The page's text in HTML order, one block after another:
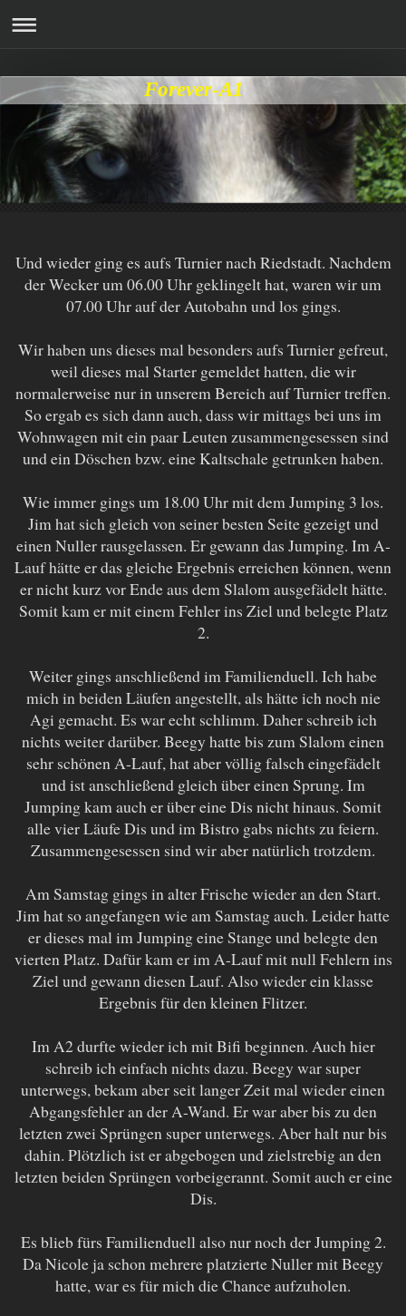
Forever-A1
Und wieder ging es aufs Turnier nach Riedstadt. Nachdem
der Wecker um 06.00 Uhr geklingelt hat, waren wir um
07.00 Uhr auf der Autobahn und los gings.
Wir haben uns dieses mal besonders aufs Turnier gefreut,
weil dieses mal Starter gemeldet hatten, die wir
normalerweise nur in unserem Bereich auf Turnier treffen.
So ergab es sich dann auch, dass wir mittags bei uns im
Wohnwagen mit ein paar Leuten zusammengesessen sind
und ein Döschen bzw. eine Kaltschale getrunken haben.
Wie immer gings um 18.00 Uhr mit dem Jumping 3 los.
Jim hat sich gleich von seiner besten Seite gezeigt und
einen Nuller rausgelassen. Er gewann das Jumping. Im A-
Lauf hätte er das gleiche Ergebnis erreichen können, wenn
er nicht kurz vor Ende aus dem Slalom ausgefädelt hätte.
Somit kam er mit einem Fehler ins Ziel und belegte Platz
2.
Weiter gings anschließend im Familienduell. Ich habe
mich in beiden Läufen angestellt, als hätte ich noch nie
Agi gemacht. Es war echt schlimm. Daher schreib ich
nichts weiter darüber. Beegy hatte bis zum Slalom einen
sehr schönen A-Lauf, hat aber völlig falsch eingefädelt
und ist anschließend gleich über einen Sprung. Im
Jumping kam auch er über eine Dis nicht hinaus. Somit
alle vier Läufe Dis und im Bistro gabs nichts zu feiern.
Zusammengesessen sind wir aber natürlich trotzdem.
Am Samstag gings in alter Frische wieder an den Start.
Jim hat so angefangen wie am Samstag auch. Leider hatte
er dieses mal im Jumping eine Stange und belegte den
vierten Platz. Dafür kam er im A-Lauf mit null Fehlern ins
Ziel und gewann diesen Lauf. Also wieder ein klasse
Ergebnis für den kleinen Flitzer.
Im A2 durfte wieder ich mit Bifi beginnen. Auch hier
schreib ich einfach nichts dazu. Beegy war super
unterwegs, bekam aber seit langer Zeit mal wieder einen
Abgangsfehler an der A-Wand. Er war aber bis zu den
letzten zwei Sprüngen super unterwegs. Aber halt nur bis
dahin. Plötzlich ist er abgebogen und zielstrebig an den
letzten beiden Sprüngen vorbeigerannt. Somit auch er eine
Dis.
Es blieb fürs Familienduell also nur noch der Jumping 2.
Da Nicole ja schon mehrere platzierte Nuller mit Beegy
hatte, war es für mich die Chance aufzuholen.